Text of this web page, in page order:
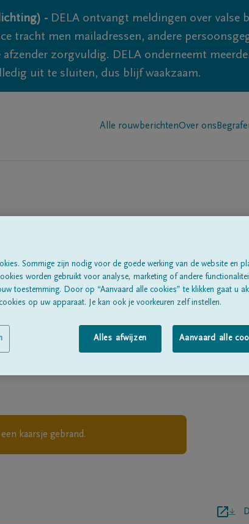
- DELA ontvangt meldingen over valse
tracht men mailadressen, andere
zorgvuldig. DELA onderneemt
uit te sluiten, dus blijf waakzaam.
Alle rouwberichtenOver ons
te Zottegem op 13/12/1931
te Zottegem op 27/02/2018
te
kaarsje gebrand.
Sommige zijn nodig voor de goede werking van de website en
worden gebruikt voor analyse, marketing of andere
toestemming. Door op “Aanvaard alle cookies” te klikken gaat u
op uw apparaat. Je kan ook je voorkeuren zelf instellen.
Alles afwijzen Aanvaard alle